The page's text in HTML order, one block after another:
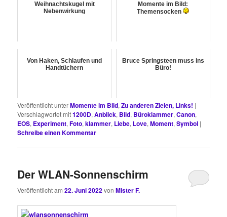
Weihnachtskugel mit
Nebenwirkung
Momente im Bild:
Themensocken
Von Haken, Schlaufen und
Handtüchern
Bruce Springsteen muss ins
Büro!
Veröffentlicht unterMomente im Bild,Zu anderen Zielen, Links! |
Verschlagwortet mit1200D,Anblick, Bild, Büroklammer,Canon,
EOS, Experiment,Foto,klammer, Liebe, Love,Moment,Symbol |
Schreibe einen Kommentar
Der WLAN-Sonnenschirm
Veröffentlicht am22. Juni 2022vonMister F.